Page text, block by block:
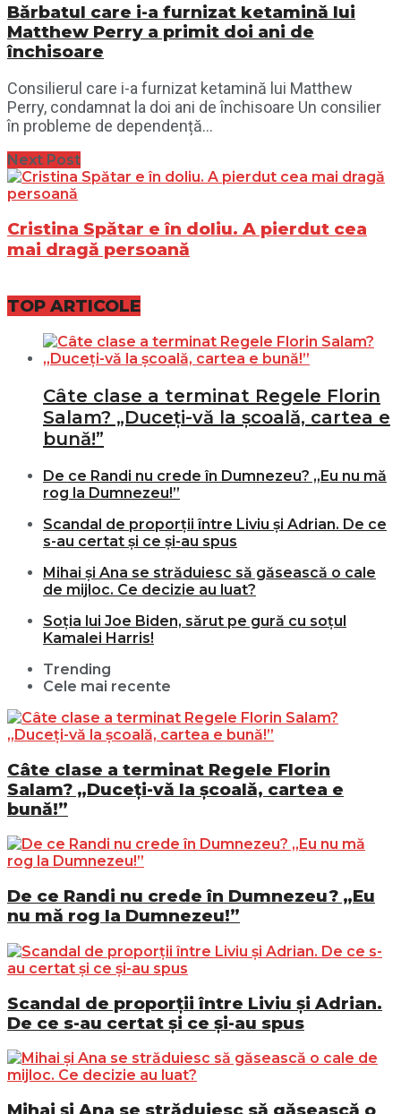
Bărbatul care i-a furnizat ketamină lui
Matthew Perry a primit doi ani de
închisoare
Consilierul care i-a furnizat ketamină lui Matthew
Perry, condamnat la doi ani de închisoare Un consilier
în probleme de dependență...
Next Post
Cristina Spătar e în doliu. A pierdut cea
mai dragă persoană
TOP ARTICOLE
Câte clase a terminat Regele Florin
Salam? „Duceți-vă la școală, cartea e
bună!”
De ce Randi nu crede în Dumnezeu? „Eu nu mă
rog la Dumnezeu!”
Scandal de proporții între Liviu și Adrian. De ce
s-au certat și ce și-au spus
Mihai și Ana se străduiesc să găsească o cale
de mijloc. Ce decizie au luat?
Soția lui Joe Biden, sărut pe gură cu soțul
Kamalei Harris!
Trending
Cele mai recente
Câte clase a terminat Regele Florin
Salam? „Duceți-vă la școală, cartea e
bună!”
De ce Randi nu crede în Dumnezeu? „Eu
nu mă rog la Dumnezeu!”
Scandal de proporții între Liviu și Adrian.
De ce s-au certat și ce și-au spus